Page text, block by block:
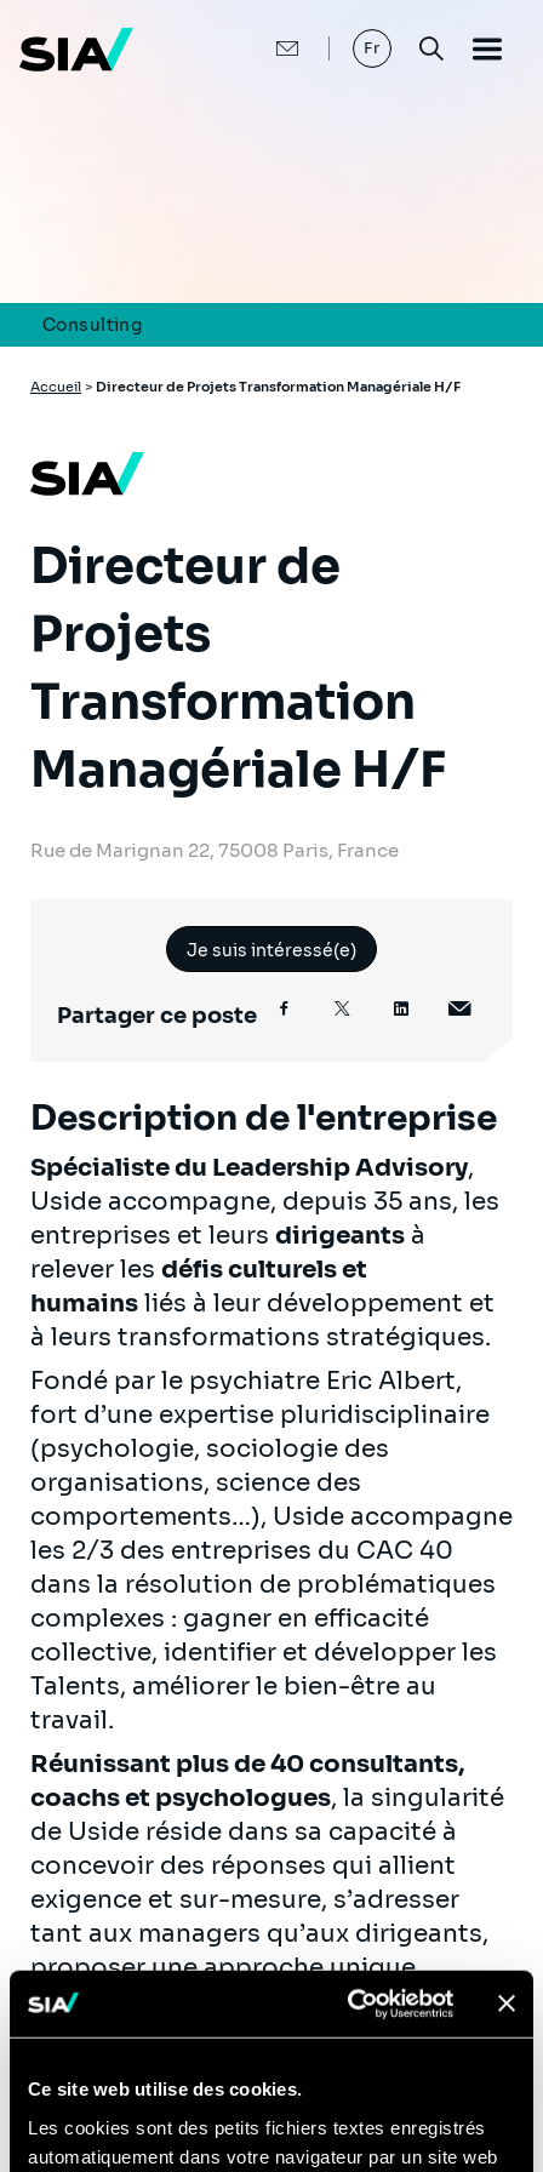
Ce site web utilise des cookies.
Les cookies sont des petits fichiers textes enregistrés
automatiquement dans votre navigateur par un site web
contenu
principal
Fr
Consulting
Fil
Accueil > Directeur de Projets Transformation Managériale H/F
Directeur de
Projets
Transformation
Managériale H/F
Rue de Marignan 22, 75008 Paris, France
Je suis intéressé(e)
Partager ce poste
Description de l'entreprise
Spécialiste du Leadership Advisory,
Uside accompagne, depuis 35 ans, les
entreprises et leurs dirigeants à
relever les défis culturels et
humains liés à leur développement et
à leurs transformations stratégiques.
Fondé par le psychiatre Eric Albert,
fort d’une expertise pluridisciplinaire
(psychologie, sociologie des
organisations, science des
comportements…), Uside accompagne
les 2/3 des entreprises du CAC 40
dans la résolution de problématiques
complexes : gagner en efficacité
collective, identifier et développer les
Talents, améliorer le bien-être au
travail.
Réunissant plus de 40 consultants,
coachs et psychologues, la singularité
de Uside réside dans sa capacité à
concevoir des réponses qui allient
exigence et sur-mesure, s’adresser
tant aux managers qu’aux dirigeants,
proposer une approche unique
centrée sur les
comportements des
acteurs de l’entreprise.
Plus d’informations : sur